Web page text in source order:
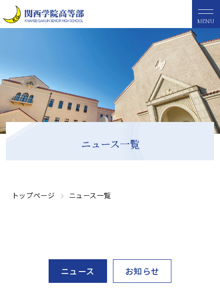
MENU
ニュース一覧
トップページ ニュース一覧
ニュース お知らせ